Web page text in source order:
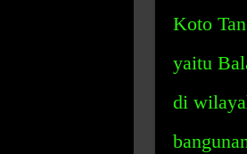
Koto
yaitu
di